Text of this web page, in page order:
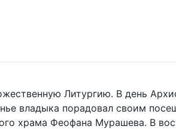
Литургию. В день
владыка порадовал своим
храма Феофана Мурашева. В